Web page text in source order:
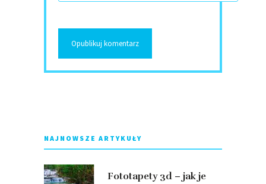
NAJNOWSZE ARTYKUŁY
Fototapety 3d – jak je